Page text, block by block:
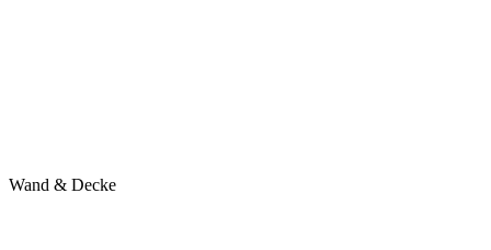
Wand & Decke